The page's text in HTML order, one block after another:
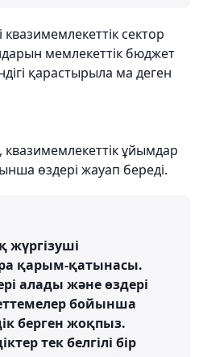
сектор
мемлекеттік бюджет
қарастырыла ма деген
ұйымдар
өздері жауап береді.
қарым-қатынасы.
алады және өздері
бойынша
берген жоқпыз.
тек белгілі бір